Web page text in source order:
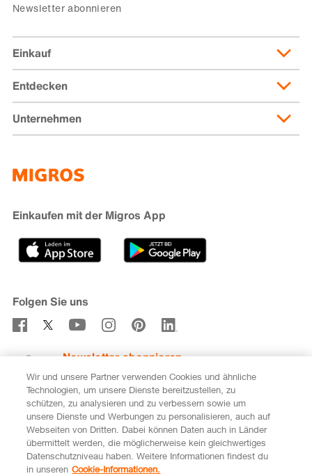
Newsletter abonnieren
Einkauf
Lieferung & Lieferkosten
Lieferpass
Zahlungsmöglichkeiten
Cumulus
Filialfinder
Entdecken
Migusto
iMpuls
Migros Bank
Unternehmen
Nachhaltigkeit
Karriere
Sponsoring
Medien
Verhaltenskodex & Meldestelle
Einkaufen mit der Migros App
Folgen Sie uns
Newsletter abonnieren
Rechtliches Datenschutz
Impressum
Cookie-Einstellungen
FR
Wir und unsere Partner verwenden Cookies und ähnliche
Technologien, um unsere Dienste bereitzustellen, zu
schützen, zu analysieren und zu verbessern sowie um
unsere Dienste und Werbungen zu personalisieren, auch auf
Webseiten von Dritten. Dabei können Daten auch in Länder
übermittelt werden, die möglicherweise kein gleichwertiges
Datenschutzniveau haben. Weitere Informationen findest du
in unseren Cookie-Informationen.